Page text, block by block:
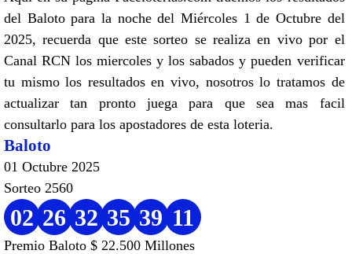
del Baloto para la noche del Miércoles 1 de Octubre del
2025, recuerda que este sorteo se realiza en vivo por el
Canal RCN los miercoles y los sabados y pueden verificar
tu mismo los resultados en vivo, nosotros lo tratamos de
actualizar tan pronto juega para que sea mas facil
consultarlo para los apostadores de esta loteria.
Baloto
01 Octubre 2025
Sorteo 2560
02 26 32 35 39 11
Premio Baloto $ 22.500 Millones